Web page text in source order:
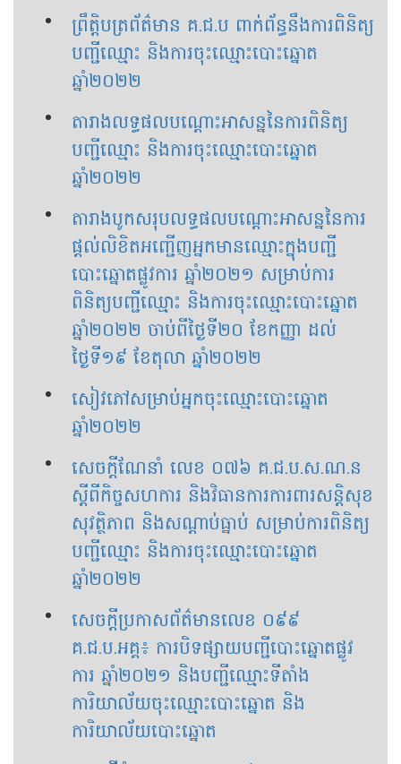
ព្រឹត្តិបត្រព័ត៌មាន គ.ជ.ប ពាក់ព័ន្ធនឹងការពិនិត្យ
បញ្ជីឈ្មោះ និងការចុះឈ្មោះបោះឆ្នោត
ឆ្នាំ២០២២
តារាងលទ្ធផលបណ្ដោះអាសន្ននៃការពិនិត្យ
បញ្ជីឈ្មោះ និងការចុះឈ្មោះបោះឆ្នោត
ឆ្នាំ២០២២
តារាងបូកសរុបលទ្ធផលបណ្តោះអាសន្ននៃការ
ផ្តល់លិខិតអញ្ជើញអ្នកមានឈ្មោះក្នុងបញ្ជី
បោះឆ្នោតផ្លូវការ ឆ្នាំ២០២១ សម្រាប់ការ
ពិនិត្យបញ្ជីឈ្មោះ និងការចុះឈ្មោះបោះឆ្នោត
ឆ្នាំ២០២២ ចាប់ពីថ្ងៃទី២០ ខែកញ្ញា ដល់
ថ្ងៃទី១៩ ខែតុលា ឆ្នាំ២០២២
សៀវភៅសម្រាប់អ្នកចុះឈ្មោះបោះឆ្នោត
ឆ្នាំ២០២២
សេចក្តីណែនាំ លេខ​ ០៧៦​ គ.ជ.ប.ស.ណ.ន​​
ស្តីពីកិច្ចសហការ និងវិធានការការពារសន្តិសុខ
សុវត្ថិភាព និងសណ្តាប់ធ្នាប់ សម្រាប់ការពិនិត្យ
បញ្ជីឈ្មោះ និងការចុះឈ្មោះបោះឆ្នោត
ឆ្នាំ២០២២
សេចក្តីប្រកាសព័ត៌មានលេខ ០៩៩
គ.ជ.ប.អគ្គ៖ ការបិទផ្សាយបញ្ជីបោះឆ្នោតផ្លូវ
ការ ឆ្នាំ២០២១ និងបញ្ជីឈ្មោះទីតាំង
ការិយាល័យចុះឈ្មោះបោះឆ្នោត និង
ការិយាល័យបោះឆ្នោត